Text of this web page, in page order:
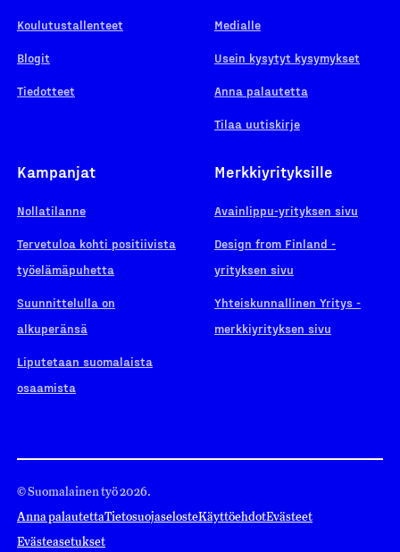
Koulutustallenteet
Blogit
Tiedotteet
Medialle
Usein kysytyt kysymykset
Anna palautetta
Tilaa uutiskirje
Kampanjat
Nollatilanne
Tervetuloa kohti positiivista
työelämäpuhetta
Suunnittelulla on
alkuperänsä
Liputetaan suomalaista
osaamista
Merkkiyrityksille
Avainlippu-yrityksen sivu
Design from Finland -
yrityksen sivu
Yhteiskunnallinen Yritys -
merkkiyrityksen sivu
© Suomalainen työ 2026.
Anna palautettaTietosuojaselosteKäyttöehdotEvästeet
Evästeasetukset